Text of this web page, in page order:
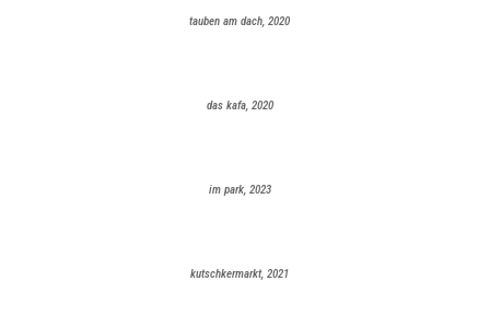
tauben am dach, 2020
das kafa, 2020
im park, 2023
kutschkermarkt, 2021